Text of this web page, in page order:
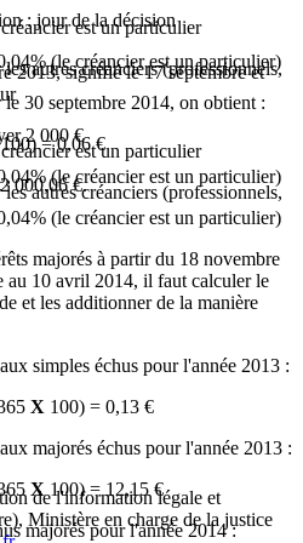
: jour de la décision
(le créancier est un particulier)
30 septembre 2014, on obtient :
=0,06 €
2 000,06 €.
2013, signifié le 17 septembre et
2 000 €
(le créancier est un particulier)
(le créancier est un particulier)
majorés à partir du 18 novembre
au 10 avril 2014, il faut calculer le
et les additionner de la manière
simples échus pour l'année 2013 :
X 100) = 0,13 €
majorés échus pour l'année 2013 :
X 100) = 12,15 €
majorés pour l'année 2014 :
est un particulier
autres créanciers (professionnels,
est un particulier
autres créanciers (professionnels,
de l'information légale et
Ministère en charge de la justice